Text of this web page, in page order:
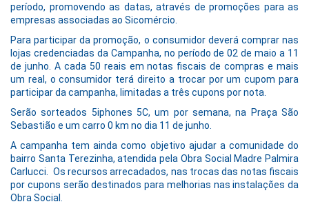
período, promovendo as datas, através de promoções para as
empresas associadas ao Sicomércio.
Para participar da promoção, o consumidor deverá comprar nas
lojas credenciadas da Campanha, no período de 02 de maio a 11
de junho. A cada 50 reais em notas fiscais de compras e mais
um real, o consumidor terá direito a trocar por um cupom para
participar da campanha, limitadas a três cupons por nota.
Serão sorteados 5iphones 5C, um por semana, na Praça São
Sebastião e um carro 0 km no dia 11 de junho.
A campanha tem ainda como objetivo ajudar a comunidade do
bairro Santa Terezinha, atendida pela Obra Social Madre Palmira
Carlucci. Os recursos arrecadados, nas trocas das notas fiscais
por cupons serão destinados para melhorias nas instalações da
Obra Social.